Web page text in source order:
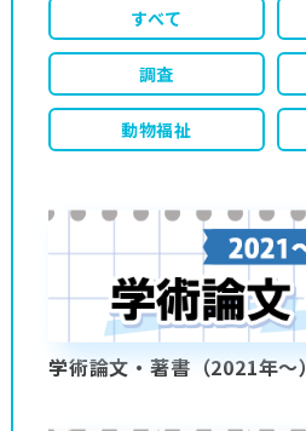
学術論文・著書（2021年～）
すべて
調査
動物福祉